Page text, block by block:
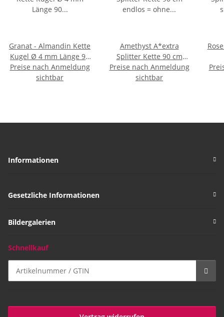
Granat - Almandin Kette
Kugel Ø 4 mm Länge 90
cm endlos = ohne
Verschluss
Preise nach Anmeldung
sichtbar
Amethyst A*extra
Splitter Kette 90 cm
endlos = ohne
Verschluss schöne klare
Preise nach Anmeldung
sichtbar
Informationen
Gesetzliche Informationen
Bildergalerien
Schnellkauf